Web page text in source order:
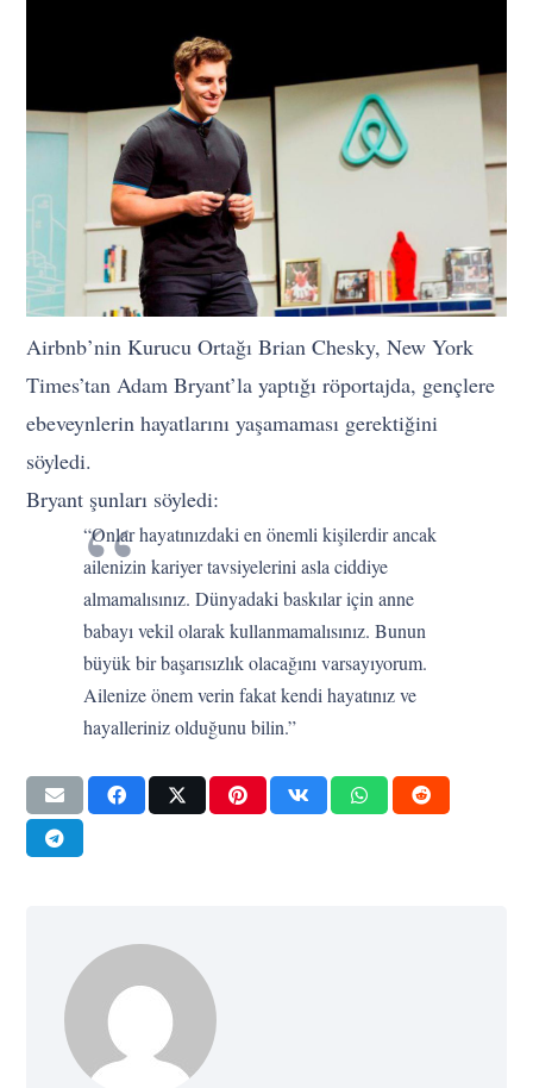
Airbnb’nin Kurucu Ortağı Brian Chesky, New York
Times’tan Adam Bryant’la yaptığı röportajda, gençlere
ebeveynlerin hayatlarını yaşamaması gerektiğini
söyledi.
Bryant şunları söyledi:
“Onlar hayatınızdaki en önemli kişilerdir ancak
ailenizin kariyer tavsiyelerini asla ciddiye
almamalısınız. Dünyadaki baskılar için anne
babayı vekil olarak kullanmamalısınız. Bunun
büyük bir başarısızlık olacağını varsayıyorum.
Ailenize önem verin fakat kendi hayatınız ve
hayalleriniz olduğunu bilin.”